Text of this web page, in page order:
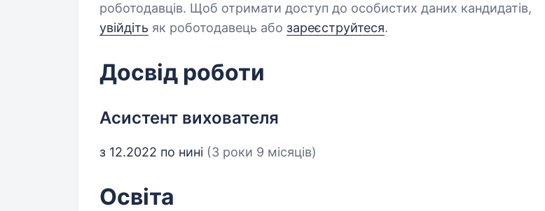
роботодавців. Щоб отримати доступ до особистих даних кандидатів,
увійдіть як роботодавець або зареєструйтеся.
Досвід роботи
Асистент вихователя
з 12.2022 по нині (3 роки 9 місяців)
Освіта